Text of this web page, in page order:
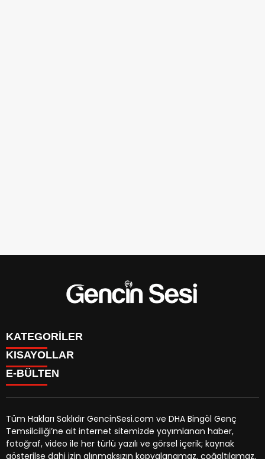
KATEGORİLER
GENÇ
BİNGÖL
ÖZEL HABER
EKONOMİ
YEREL HABERLER
CANLI BORSA
KISAYOLLAR
BURÇLAR
CANLI TV
HAVA DURUMU
NÖBETÇİ ECZANELER
TRAFİK DURUMU
E-BÜLTEN
gencinsesi.com e-bültenine abone olarak, tarafınıza haber,
duyuru ve kampanya içerikli e-postaların gönderilmesini
Tüm Hakları Saklıdır GencinSesi.com ve DHA Bingöl Genç
Temsilciliği’ne ait internet sitemizde yayımlanan haber,
fotoğraf, video ile her türlü yazılı ve görsel içerik; kaynak
gösterilse dahi izin alınmaksızın kopyalanamaz, çoğaltılamaz,